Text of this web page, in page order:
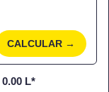
CALCULAR →
0.00 L*